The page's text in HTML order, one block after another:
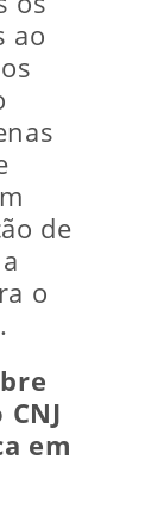
ao
de
o
em